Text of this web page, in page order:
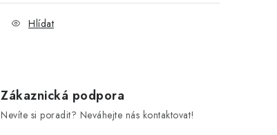
Hlídat
Zákaznická podpora
Nevíte si poradit? Neváhejte nás kontaktovat!